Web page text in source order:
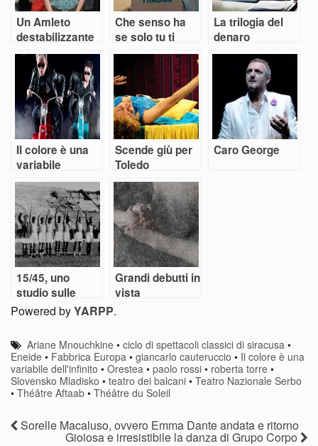
Un Amleto
destabilizzante
Che senso ha
se solo tu ti
salvi?
La trilogia del
denaro
Il colore è una
variabile
dell’infinito
Scende giù per
Toledo
Caro George
15/45, uno
studio sulle
guerre
Grandi debutti in
vista
Powered byYARPP.
Ariane Mnouchkine •ciclo di spettacoli classici di siracusa •
Eneide • Fabbrica Europa • giancarlo cauteruccio • Il colore è una
variabile dell'infinito • Orestea • paolo rossi • roberta torre •
Slovensko Mladisko • teatro dei balcani • Teatro Nazionale Serbo
• Théâtre Aftaab • Théâtre du Soleil
Sorelle Macaluso, ovvero Emma Dante andata e ritorno
Gioiosa e irresistibile la danza di Grupo Corpo